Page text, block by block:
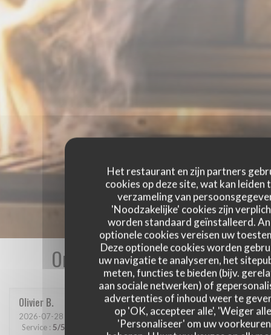
Het restaurant en zijn partners
cookies op deze site, wat kan leiden
verzameling van
'Noodzakelijke' cookies zijn
worden standaard geïnstalleerd.
optionele cookies vereisen uw
Deze optionele cookies worden
uw navigatie te analyseren, het
meten, functies te bieden (bijv.
aan sociale netwerken) of
advertenties of inhoud weer te
op 'OK, accepteer alle', 'Weiger
'Personaliseer' om uw
Onze gastbeoordelingen
Olivier B
2026-07-28 - 19:30 - Gasten 2
Service : 5/5 /5 Keuken:5/5 Kwaliteit / Prijs: 5/5